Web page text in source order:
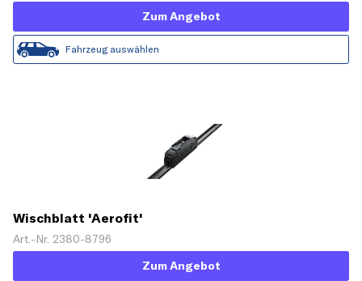
Zum Angebot
Fahrzeug auswählen
Wischblatt 'Aerofit'
Art.-Nr. 2380-8796
Zum Angebot